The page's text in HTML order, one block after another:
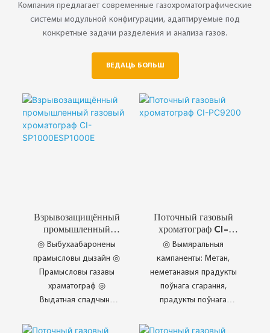
Компания предлагает современные газохроматографические
системы модульной конфигурации, адаптируемые под
конкретные задачи разделения и анализа газов.
ВЕДАЦЬ БОЛЬШ
Взрывозащищённый
промышленный
газовый хроматограф
SP1000ESP1000E
◎ Выбухаабаронены
прамысловы дызайн ◎
Прамысловы газавы
храматограф ◎
Выдатная спадчына
Прамысловы
Поточный газовый
хроматограф CI-
PC9200
◎ Вымяральныя
кампаненты: Метан,
неметанавыя прадукты
поўнага сгарання,
прадукты поўнага
толуол, этилбензол, м/